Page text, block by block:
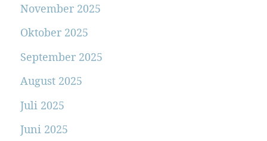
November 2025
Oktober 2025
September 2025
August 2025
Juli 2025
Juni 2025